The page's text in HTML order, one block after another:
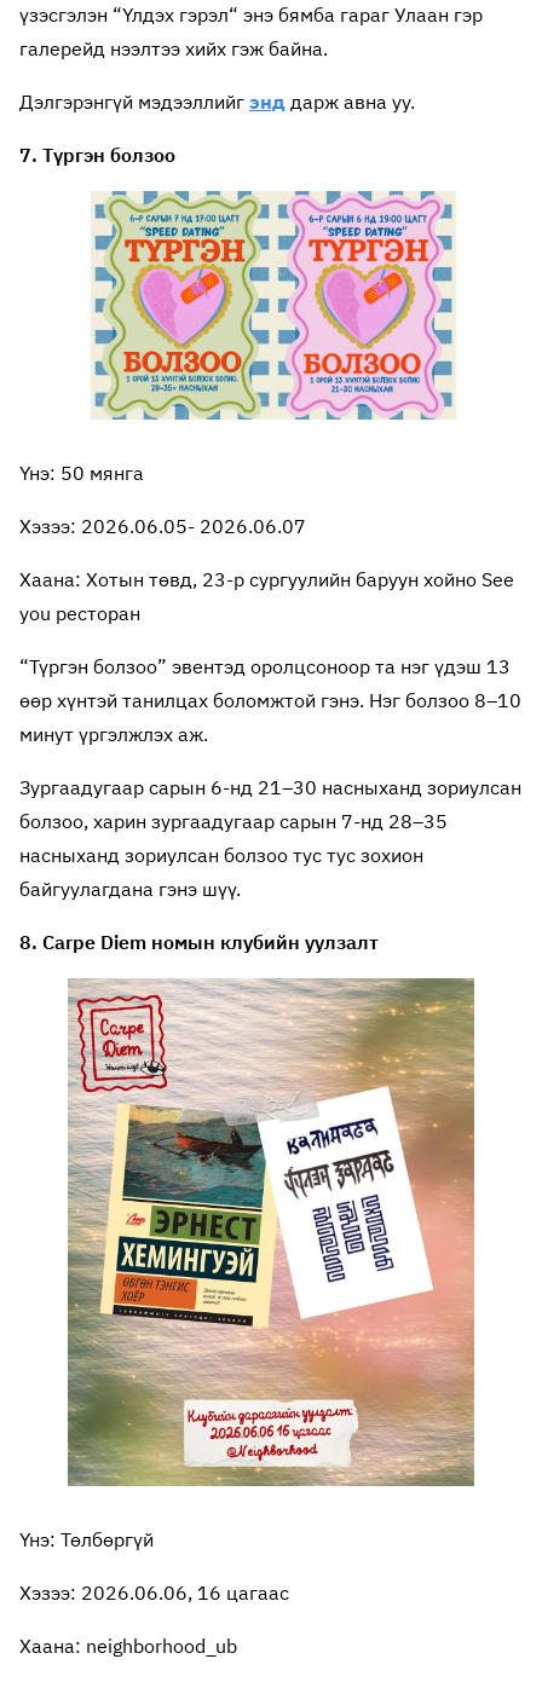
үзэсгэлэн “Үлдэх гэрэл“ энэ бямба гараг Улаан гэр
галерейд нээлтээ хийх гэж байна.
Дэлгэрэнгүй мэдээллийг энд дарж авна уу.
7. Түргэн болзоо
Үнэ: 50 мянга
Хэзээ: 2026.06.05- 2026.06.07
Хаана: Хотын төвд, 23-р сургуулийн баруун хойно See
you ресторан
“Түргэн болзоо” эвентэд оролцсоноор та нэг үдэш 13
өөр хүнтэй танилцах боломжтой гэнэ. Нэг болзоо 8–10
минут үргэлжлэх аж.
Зургаадугаар сарын 6-нд 21–30 насныханд зориулсан
болзоо, харин зургаадугаар сарын 7-нд 28–35
насныханд зориулсан болзоо тус тус зохион
байгуулагдана гэнэ шүү.
8. Carpe Diem номын клубийн уулзалт
Үнэ: Төлбөргүй
Хэзээ: 2026.06.06, 16 цагаас
Хаана: neighborhood_ub